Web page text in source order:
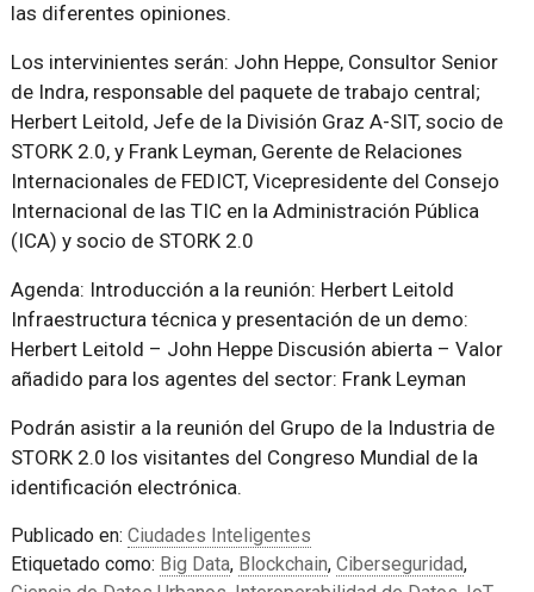
las diferentes opiniones.
Los intervinientes serán: John Heppe, Consultor Senior
de Indra, responsable del paquete de trabajo central;
Herbert Leitold, Jefe de la División Graz A-SIT, socio de
STORK 2.0, y Frank Leyman, Gerente de Relaciones
Internacionales de FEDICT, Vicepresidente del Consejo
Internacional de las TIC en la Administración Pública
(ICA) y socio de STORK 2.0
Agenda: Introducción a la reunión: Herbert Leitold
Infraestructura técnica y presentación de un demo:
Herbert Leitold – John Heppe Discusión abierta – Valor
añadido para los agentes del sector: Frank Leyman
Podrán asistir a la reunión del Grupo de la Industria de
STORK 2.0 los visitantes del Congreso Mundial de la
identificación electrónica.
Publicado en: Ciudades Inteligentes
Etiquetado como: Big Data, Blockchain, Ciberseguridad,